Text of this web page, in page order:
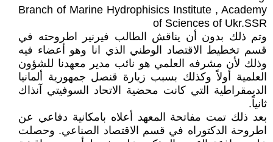
Branch of Marine Hydrophisics Institute , Academy
of Sciences of Ukr.SSR
وتم ذلك بدون أن يناقش الطالب فيرنير اطروحته في
قسم تخطيط الاقتصاد الوطني الذي انا وهو أعضاء فيه
وذلك لأن مشرفه العلمي هو نائب مدير معهدنا للشؤون
العلمية أولاً وكذلك بسبب زيارة قنصل جمهورية ألمانيا
الديمقراطية التي كانت محضية الاتحاد السوفيتي آنذاك
ثانياً.
بعد ذلك تمت مفاتحة المعهد أعلاه بامكانية دفاعي عن
اطروحة الدكتوراه في قسم الاقتصاد الصناعي. وحصلت